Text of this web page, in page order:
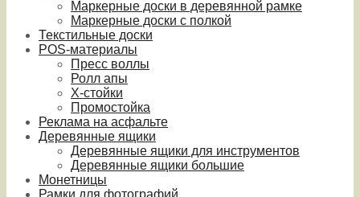
Маркерные доски в деревянной рамке
Маркерные доски с полкой
Текстильные доски
POS-материалы
Пресс воллы
Ролл апы
Х-стойки
Промостойка
Реклама на асфальте
Деревянные ящики
Деревянные ящики для инструментов
Деревянные ящики большие
Монетницы
Рамки для фотографий